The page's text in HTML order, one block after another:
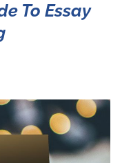
To Essay